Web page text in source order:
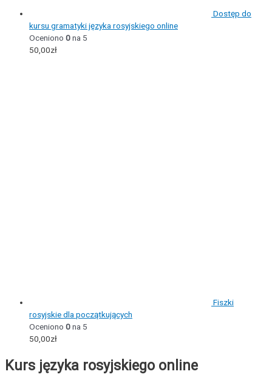
Dostęp do
kursu gramatyki języka rosyjskiego online
Oceniono 0na 5
50,00zł
Fiszki
rosyjskie dla początkujących
Oceniono 0na 5
50,00zł
Kurs języka rosyjskiego online